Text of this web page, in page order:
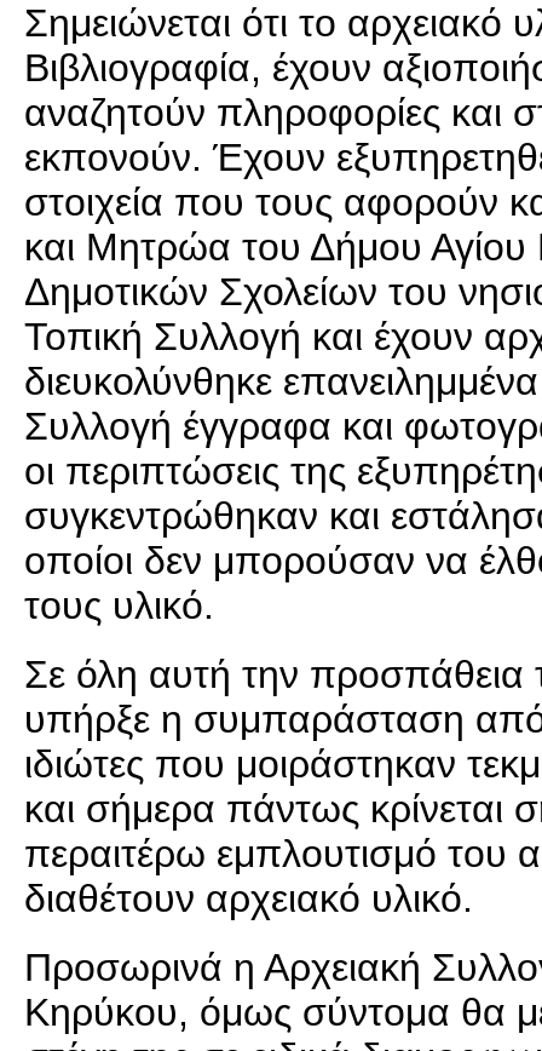
Σημειώνεται ότι το αρχειακό
Βιβλιογραφία, έχουν
αναζητούν πληροφορίες και
εκπονούν. Έχουν
στοιχεία που τους αφορούν
και Μητρώα του Δήμου Αγίου
Δημοτικών Σχολείων του
Τοπική Συλλογή και έχουν
διευκολύνθηκε
Συλλογή έγγραφα και
οι περιπτώσεις της
συγκεντρώθηκαν και
οποίοι δεν μπορούσαν να
τους υλικό.
Σε όλη αυτή την προσπάθεια
υπήρξε η συμπαράσταση από
ιδιώτες που μοιράστηκαν
και σήμερα πάντως κρίνεται
περαιτέρω εμπλουτισμό του
διαθέτουν αρχειακό υλικό.
Προσωρινά η Αρχειακή
Κηρύκου, όμως σύντομα θα